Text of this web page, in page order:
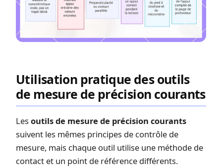
Utilisation pratique des outils
de mesure de précision courants
Lesoutils de mesure de précision courants
suivent les mêmes principes de contrôle de
mesure, mais chaque outil utilise une méthode de
contact et un point de référence différents.